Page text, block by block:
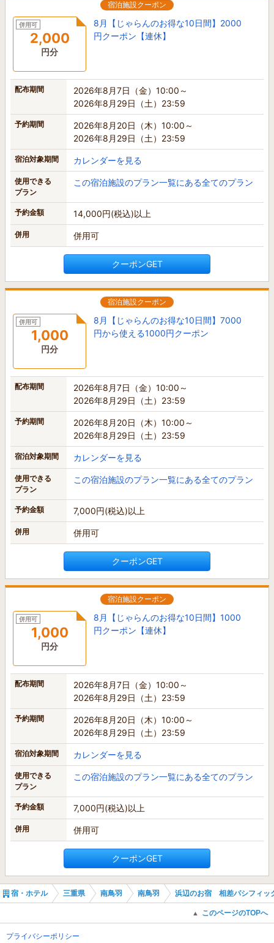
宿泊施設クーポン
併用可
2,000
円分
8月【じゃらんのお得な10日間】2000
円クーポン【連休】
配布期間
2026年8月7日（金）10:00～
2026年8月29日（土）23:59
予約期間
2026年8月20日（木）10:00～
2026年8月29日（土）23:59
宿泊対象期間 カレンダーを見る
使用できる
プラン
この宿泊施設のプラン一覧にある全てのプラン
予約金額 14,000円(税込)以上
併用 併用可
クーポンGET
宿泊施設クーポン
併用可
1,000
円分
8月【じゃらんのお得な10日間】7000
円から使える1000円クーポン
配布期間
2026年8月7日（金）10:00～
2026年8月29日（土）23:59
予約期間
2026年8月20日（木）10:00～
2026年8月29日（土）23:59
宿泊対象期間 カレンダーを見る
使用できる
プラン
この宿泊施設のプラン一覧にある全てのプラン
予約金額 7,000円(税込)以上
併用 併用可
クーポンGET
宿泊施設クーポン
併用可
1,000
円分
8月【じゃらんのお得な10日間】1000
円クーポン【連休】
配布期間
2026年8月7日（金）10:00～
2026年8月29日（土）23:59
予約期間
2026年8月20日（木）10:00～
2026年8月29日（土）23:59
宿泊対象期間 カレンダーを見る
使用できる
プラン
この宿泊施設のプラン一覧にある全てのプラン
予約金額 7,000円(税込)以上
併用 併用可
クーポンGET
宿・ホテル 三重県 南鳥羽 南鳥羽 浜辺のお宿 相差パシフィッ
▲ このページのTOPへ
プライバシーポリシー